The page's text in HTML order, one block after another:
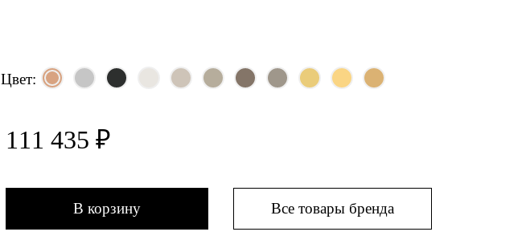
Цвет:
111 435 ₽
В корзину Все товары бренда